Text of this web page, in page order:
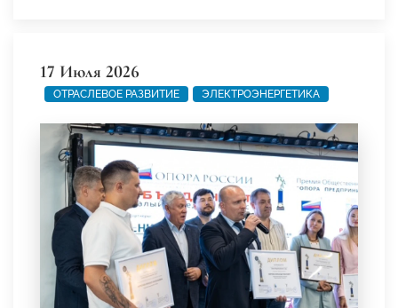
17 Июля 2026
ОТРАСЛЕВОЕ РАЗВИТИЕ ЭЛЕКТРОЭНЕРГЕТИКА